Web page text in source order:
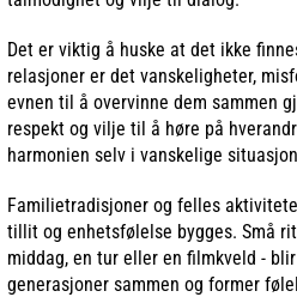
Det er viktig å huske at det ikke
relasjoner er det vanskeligheter,
evnen til å overvinne dem sammen
respekt og vilje til å høre på
harmonien selv i vanskelige
Familietradisjoner og felles
tillit og enhetsfølelse bygges. Små
middag, en tur eller en filmkveld -
generasjoner sammen og former